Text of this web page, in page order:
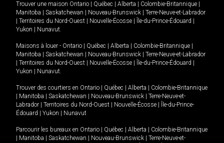
Trouver une maison Ontario Québec Alberta Colombie-Britannique
Manitoba
Saskatchewan Nouveau-Brunswick
Terre-Neuve-et-Labrador
Territoires du Nord-Ouest Nouvelle-Écosse Île-du-Prince-Édouard
Yukon
Nunavut.
Maisons à louer - Ontario Québec Alberta Colombie-Britannique
Manitoba
Saskatchewan Nouveau-Brunswick
Terre-Neuve-et-Labrador
Territoires du Nord-Ouest Nouvelle-Écosse Île-du-Prince-Édouard
Yukon
Nunavut.
Trouver des courtiers en Ontario Québec Alberta
Colombie-Britannique
Manitoba Saskatchewan Nouveau-Brunswick
Terre-Neuve-et-
Labrador
Territoires du Nord-Ouest Nouvelle-Écosse
Île-du-Prince-
Édouard
Yukon Nunavut
Parcourir les bureaux en Ontario Québec Alberta
Colombie-Britannique
Manitoba Saskatchewan Nouveau-Brunswick
Terre-Neuve-et-